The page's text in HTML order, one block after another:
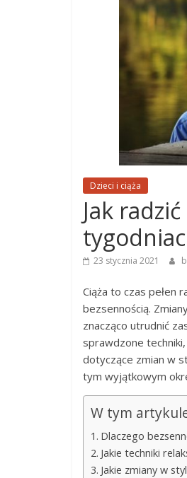
Dzieci i ciąża
Jak
23 stycznia 2021
Ciąża to czas pełen
bezsennością.
znacząco utrudnić
sprawdzone
dotyczące zmian w
tym wyjątkowym
W tym
Dlaczego
Jakie techniki
Jakie zmiany w